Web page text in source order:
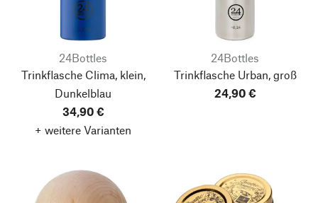
24Bottles
Trinkflasche Clima, klein,
Dunkelblau
34,90 €
+ weitere Varianten
24Bottles
Trinkflasche Urban, groß
24,90 €